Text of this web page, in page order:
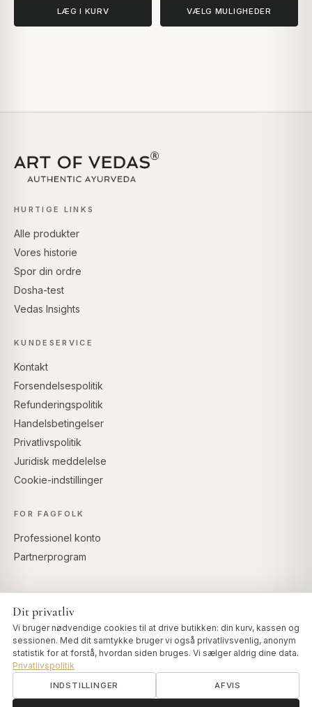
LÆG I KURV VÆLG MULIGHEDER
HURTIGE LINKS
Alle produkter
Vores historie
Spor din ordre
Dosha-test
Vedas Insights
KUNDESERVICE
Kontakt
Forsendelsespolitik
Refunderingspolitik
Handelsbetingelser
Privatlivspolitik
Juridisk meddelelse
Cookie-indstillinger
FOR FAGFOLK
Professionel konto
Partnerprogram
Dit privatliv
Vi bruger nødvendige cookies til at drive butikken: din kurv, kassen og
sessionen. Med dit samtykke bruger vi også privatlivsvenlig, anonym
statistik for at forstå, hvordan siden bruges. Vi sælger aldrig dine data.
Privatlivspolitik
INDSTILLINGER AFVIS